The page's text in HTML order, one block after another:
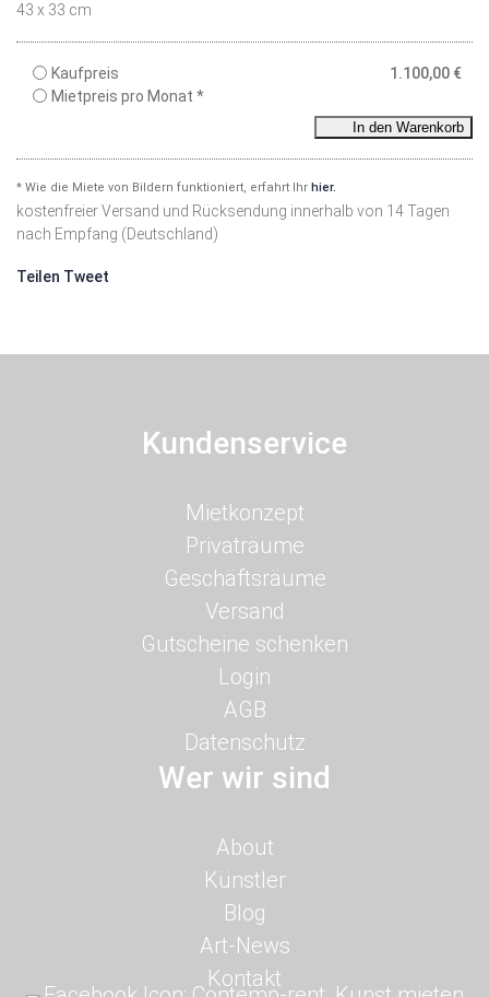
43 x 33 cm
Kaufpreis 1.100,00 €
Mietpreis pro Monat *
In den Warenkorb
* Wie die Miete von Bildern funktioniert, erfahrt Ihr hier.
kostenfreier Versand und Rücksendung innerhalb von 14 Tagen
nach Empfang (Deutschland)
Teilen Tweet
Kundenservice
Navigation
überspringen
Mietkonzept
Privaträume
Geschäftsräume
Versand
Gutscheine schenken
Login
AGB
Datenschutz
Wer wir sind
Navigation
überspringen
About
Künstler
Blog
Art-News
Kontakt